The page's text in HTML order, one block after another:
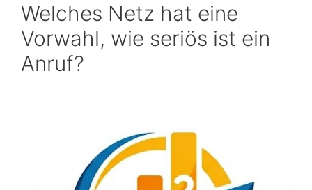
Welches Netz hat eine
Vorwahl, wie seriös ist ein
Anruf?